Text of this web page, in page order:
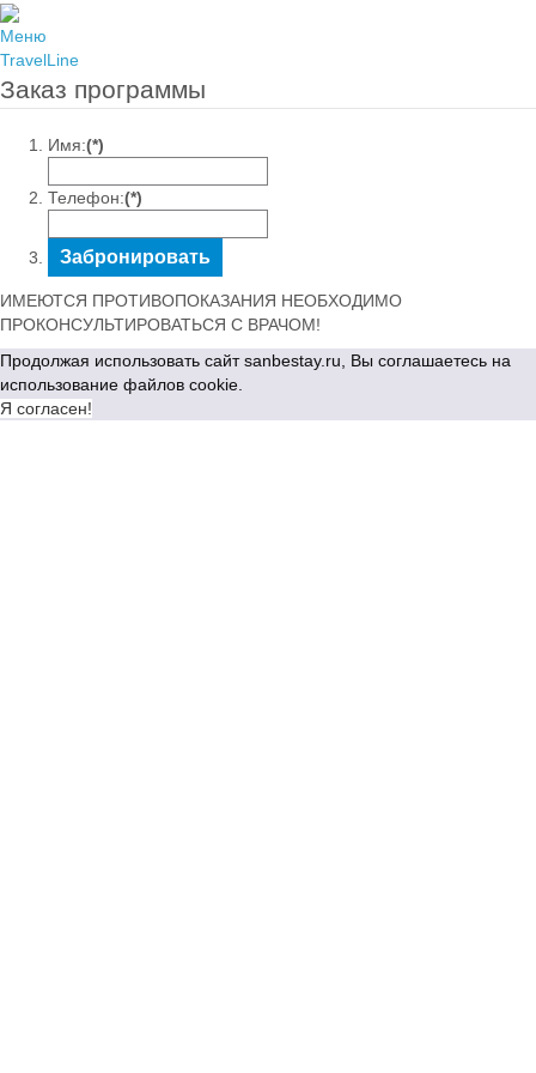
Меню
TravelLine
Заказ программы
Имя:(*)
Телефон:(*)
ИМЕЮТСЯ ПРОТИВОПОКАЗАНИЯ НЕОБХОДИМО
ПРОКОНСУЛЬТИРОВАТЬСЯ С ВРАЧОМ!
Продолжая использовать сайт sanbestay.ru, Вы соглашаетесь на
использование файлов cookie.
Я согласен!